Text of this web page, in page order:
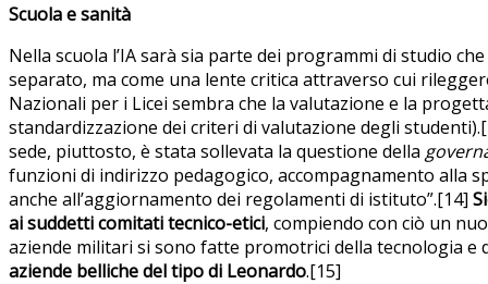
Scuola e sanità
Nella scuola l’IA sarà sia parte dei programmi di studio
separato, ma come una lente critica attraverso cui
Nazionali per i Licei sembra che la valutazione e la
standardizzazione dei criteri di valutazione degli
sede, piuttosto, è stata sollevata la questione della
funzioni di indirizzo pedagogico, accompagnamento alla
anche all’aggiornamento dei regolamenti di istituto”.[14]
ai suddetti comitati tecnico-etici, compiendo con ciò un
aziende militari si sono fatte promotrici della tecnologia e
aziende belliche del tipo di Leonardo.[15]